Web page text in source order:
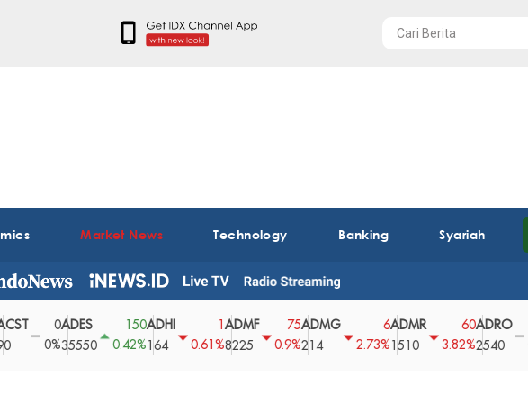
Market News Technology Banking Syariah
0ADES
35550
150
0.42%
ADHI
164
0.61%
ADMF
8225
75
0.9%
ADMG
214
2.73%
ADMR
1510
3.82%
ADRO
2540
0
0%